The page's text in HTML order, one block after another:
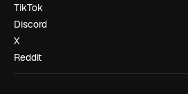
TikTok
Discord
X
Reddit